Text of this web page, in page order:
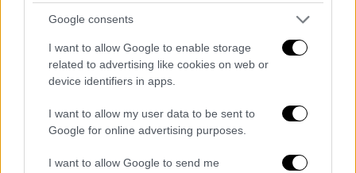
Google consents
I want to allow Google to enable storage
related to advertising like cookies on web or
device identifiers in apps.
I want to allow my user data to be sent to
Google for online advertising purposes.
I want to allow Google to send me
η
κυκλοφορίαστη γραμμή 1.
Η νεότερη ενημέρωση της ΣΤΑΣΥ
Σας ενημερώνουμε, πως αποκαταστάθηκε η
(ΗΣΑΠ). Η κίνηση των συρμών διεξάγεται και